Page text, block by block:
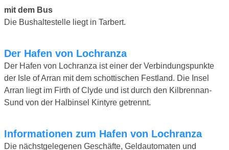
mit dem Bus
Die Bushaltestelle liegt in Tarbert.
Der Hafen von Lochranza
Der Hafen von Lochranza ist einer der Verbindungspunkte
der Isle of Arran mit dem schottischen Festland. Die Insel
Arran liegt im Firth of Clyde und ist durch den Kilbrennan-
Sund von der Halbinsel Kintyre getrennt.
Informationen zum Hafen von Lochranza
Die nächstgelegenen Geschäfte, Geldautomaten und